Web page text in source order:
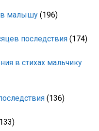
малышу (196)
последствия (174)
в стихах мальчику
(136)